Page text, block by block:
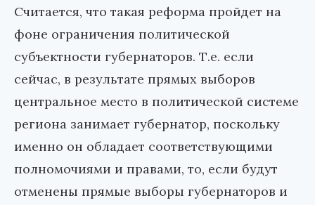
Считается, что такая реформа пройдет на
фоне ограничения политической
субъектности губернаторов. Т.е. если
сейчас, в результате прямых выборов
центральное место в политической системе
региона занимает губернатор, поскольку
именно он обладает соответствующими
полномочиями и правами, то, если будут
отменены прямые выборы губернаторов и